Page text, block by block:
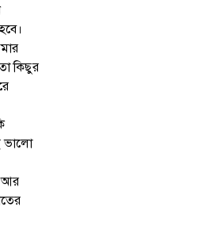
কিছুর
ভালো
আর